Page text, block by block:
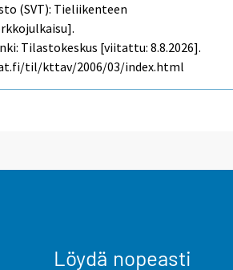
(SVT): Tieliikenteen
Tilastokeskus [viitattu: 8.8.2026].
til/kttav/2006/03/index.html
Löydä nopeasti